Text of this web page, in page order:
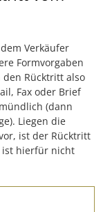
Verkäufer
Formvorgaben
Rücktritt also
Fax oder Brief
(dann
Liegen die
ist der Rücktritt
ist hierfür nicht